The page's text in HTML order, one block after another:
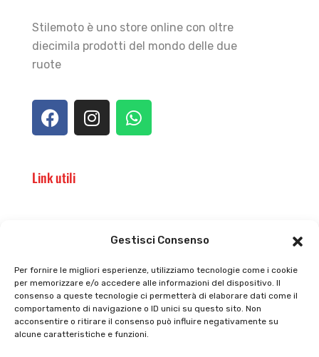
Gestisci Consenso
Per fornire le migliori esperienze, utilizziamo tecnologie come i cookie
per memorizzare e/o accedere alle informazioni del dispositivo. Il
consenso a queste tecnologie ci permetterà di elaborare dati come il
comportamento di navigazione o ID unici su questo sito. Non
acconsentire o ritirare il consenso può influire negativamente su
alcune caratteristiche e funzioni.
Stilemoto è uno store online con oltre
diecimila prodotti del mondo delle due
ruote
Link utili
Privacy policy
Cookie policy
Tutti prodotti
Termini e condizioni